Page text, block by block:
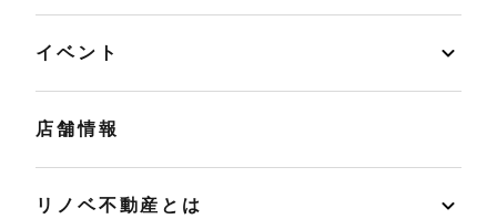
イベント
店舗情報
リノベ不動産とは